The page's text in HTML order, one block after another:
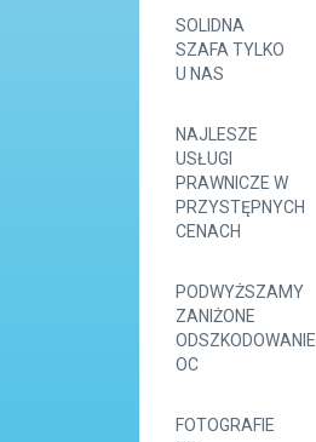
SOLIDNA
SZAFA TYLKO
U NAS
NAJLESZE
USŁUGI
PRAWNICZE W
PRZYSTĘPNYCH
CENACH
PODWYŻSZAMY
ZANIŻONE
ODSZKODOWANIE
OC
FOTOGRAFIE